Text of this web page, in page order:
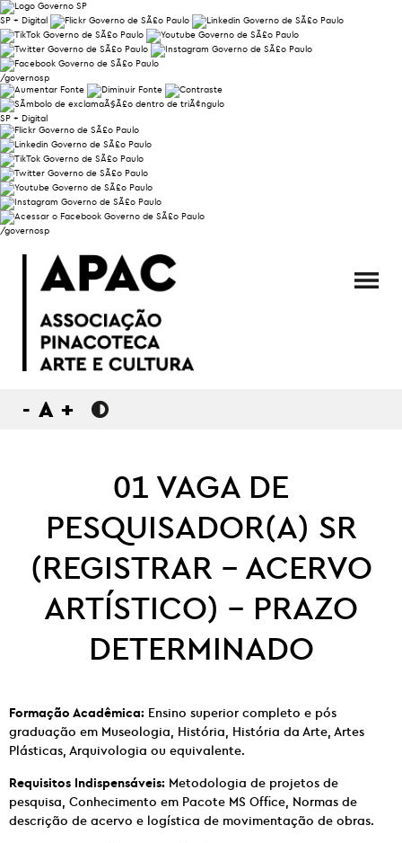
SP + Digital
/governosp
SP + Digital
/governosp
- A +
01 VAGA DE
PESQUISADOR(A) SR
(REGISTRAR – ACERVO
ARTÍSTICO) – PRAZO
DETERMINADO
Formação Acadêmica: Ensino superior completo e pós
graduação em Museologia, História, História da Arte, Artes
Plásticas, Arquivologia ou equivalente.
Requisitos Indispensáveis: Metodologia de projetos de
pesquisa, Conhecimento em Pacote MS Office, Normas de
descrição de acervo e logística de movimentação de obras.